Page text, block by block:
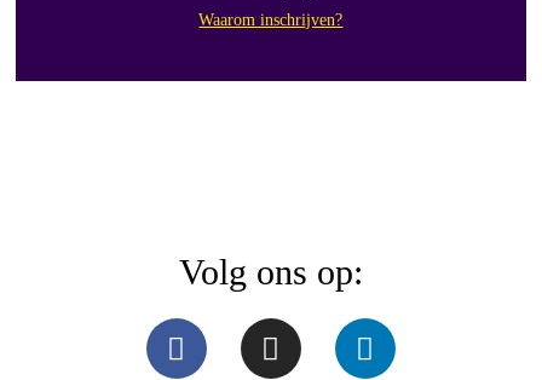
Waarom inschrijven?
Volg ons op: